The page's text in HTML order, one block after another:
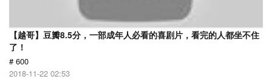
【越哥】豆瓣8.5分，一部成年人必看的喜剧片，看完的人都坐不住
了！
# 600
2018-11-22 02:53